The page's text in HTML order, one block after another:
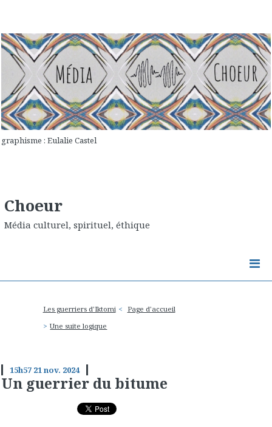
graphisme : Eulalie Castel
Choeur
Média culturel, spirituel, éthique
Les guerriers d'Iktomi
Page d'accueil
Une suite logique
15h57 21nov. 2024
Un guerrier du bitume